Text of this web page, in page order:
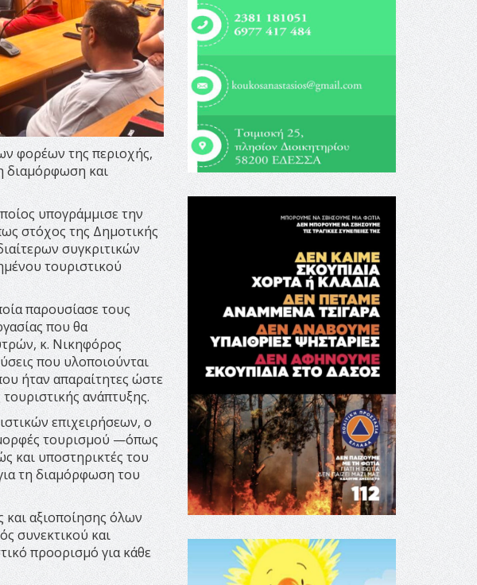
φορέων της περιοχής,
διαμόρφωση και
υπογράμμισε την
στόχος της Δημοτικής
συγκριτικών
τουριστικού
παρουσίασε τους
που θα
κ. Νικηφόρος
που υλοποιούνται
ήταν απαραίτητες ώστε
ανάπτυξης.
επιχειρήσεων, ο
τουρισμού —όπως
και υποστηρικτές του
τη διαμόρφωση του
και αξιοποίησης όλων
συνεκτικού και
προορισμό για κάθε